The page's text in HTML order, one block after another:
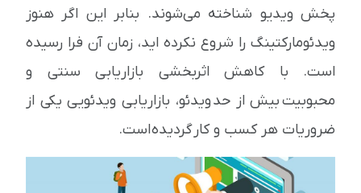
پخش ویدیو شناخته می‌شوند. بنابر این اگر هنوز
ویدئومارکتینگ را شروع نکرده اید، زمان آن فرا رسیده
است. با کاهش اثربخشی بازاریابی سنتی و
محبوبیت بیش از حد ویدئو، بازاریابی ویدئویی یکی از
ضروریات هر کسب و کار گردیده است.